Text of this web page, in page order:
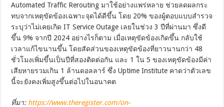
Automated Traffic Rerouting มาใช้อย่างแพร่หลาย ช่วยลดผลกระ
ทบจากเหตุขัดข้องเฉพาะจุดได้ดีขึ้น โดย 20% ของผู้ตอบแบบสำรวจ
ระบุว่าไม่เคยเกิด IT Service Outage เลยในช่วง 3 ปีที่ผ่านมา ซึ่งดี
ขึ้น 9% จากปี 2024 อย่างไรก็ตาม เมื่อเหตุขัดข้องเกิดขึ้น กลับใช้
เวลาแก้ไขนานขึ้น โดยสัดส่วนของเหตุขัดข้องที่ยาวนานกว่า 48
ชั่วโมงเพิ่มขึ้นเป็นปีที่สองติดต่อกัน และ 1 ใน 5 ของเหตุขัดข้องมีค่า
เสียหายรวมเกิน 1 ล้านดอลลาร์ ซึ่ง Uptime Institute คาดว่าตัวเลข
นี้จะยังคงเพิ่มสูงขึ้นต่อไปในอนาคต
ที่มา: https://www.theregister.com/on-